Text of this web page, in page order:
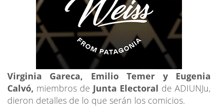
Virginia Gareca, Emilio Temer y Eugenia
Calvó, miembros de Junta Electoral de ADIUNJu,
dieron detalles de lo que serán los comicios.